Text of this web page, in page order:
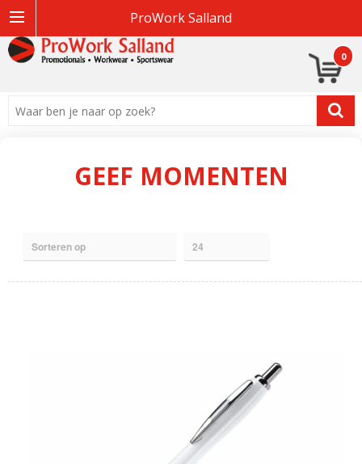
ProWork Salland
0
GEEF MOMENTEN